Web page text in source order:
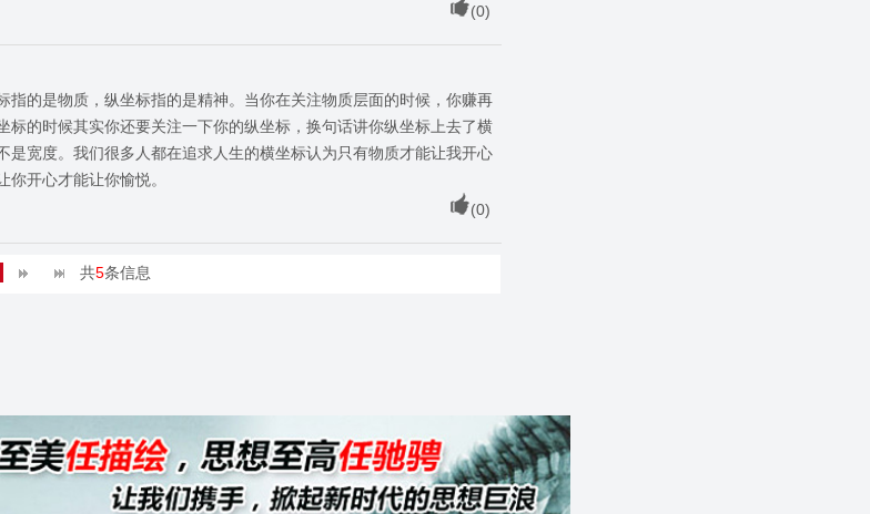
(0)
指的是物质，纵坐标指的是精神。当你在关注物质层面的时候，你赚再
的时候其实你还要关注一下你的纵坐标，换句话讲你纵坐标上去了横
宽度。我们很多人都在追求人生的横坐标认为只有物质才能让我开心
开心才能让你愉悦。
(0)
共5条信息